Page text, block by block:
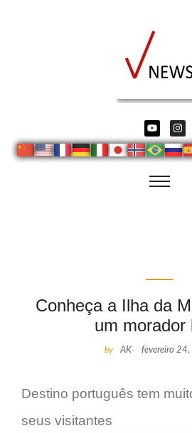
Conheça a Ilha da
um morador
by AK- fevereiro
Destino português tem
seus visitantes